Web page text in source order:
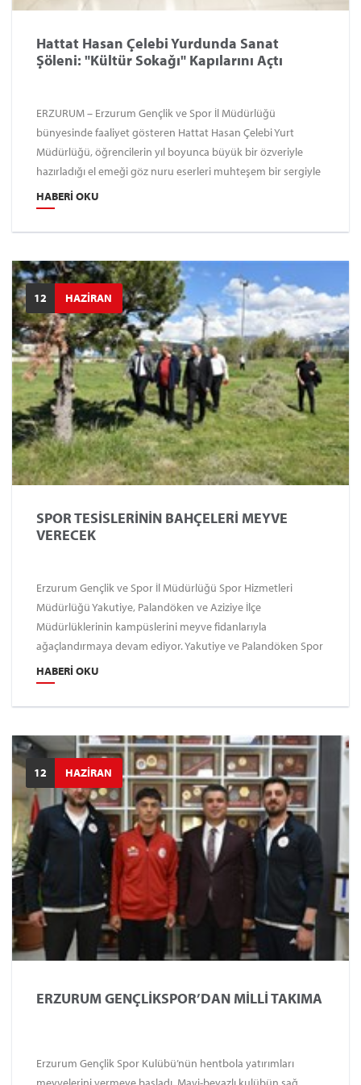
Hattat Hasan Çelebi Yurdunda Sanat
Şöleni: "Kültür Sokağı" Kapılarını Açtı
ERZURUM – Erzurum Gençlik ve Spor İl Müdürlüğü
bünyesinde faaliyet gösteren Hattat Hasan Çelebi Yurt
Müdürlüğü, öğrencilerin yıl boyunca büyük bir özveriyle
hazırladığı el emeği göz nuru eserleri muhteşem bir sergiyle
taçlandırdı. 2025-2026 eğitim-öğretim yılı sonu etkinlikleri
kapsamında düzenlenen "Kültür Sokağı Sanat Sergisi",
sanata ve müziğe gönül veren gençlerin gurur gününe
HABERI OKU
12 HAZİRAN
SPOR TESİSLERİNİN BAHÇELERİ MEYVE
VERECEK
Erzurum Gençlik ve Spor İl Müdürlüğü Spor Hizmetleri
Müdürlüğü Yakutiye, Palandöken ve Aziziye İlçe
Müdürlüklerinin kampüslerini meyve fidanlarıyla
ağaçlandırmaya devam ediyor. Yakutiye ve Palandöken Spor
Kampüslerinin çevre peyzaj çalışmaları da tam gaz devam
ediyor. Yurtlarda da ağaç dikimi ve çim biçme çalışmaları
sürüyor.
HABERI OKU
12 HAZİRAN
ERZURUM GENÇLİKSPOR’DAN MİLLİ TAKIMA
Erzurum Gençlik Spor Kulübü’nün hentbola yatırımları